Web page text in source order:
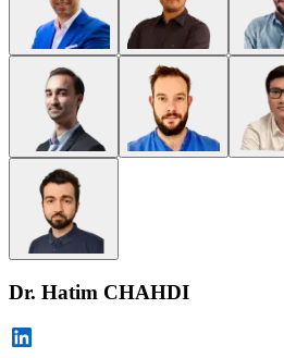
Dr. Hatim CHAHDI